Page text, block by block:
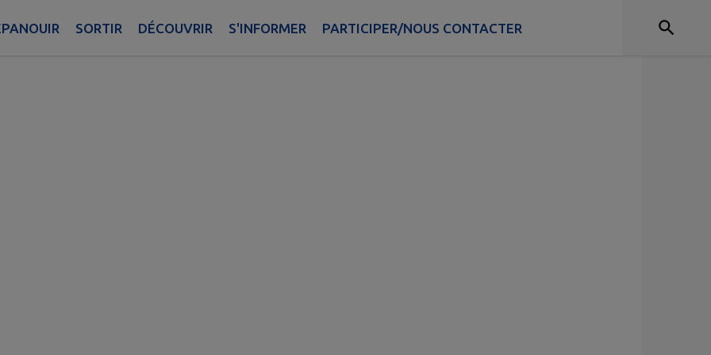
SORTIR DÉCOUVRIR S'INFORMER PARTICIPER/NOUS CONTACTER
Annuaire Boîte à idées Santé Signaler Sondages